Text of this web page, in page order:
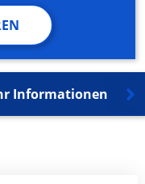
Informationen